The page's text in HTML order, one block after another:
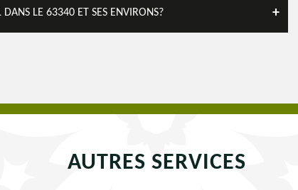
LE 63340 ET SES ENVIRONS?
AUTRES SERVICES